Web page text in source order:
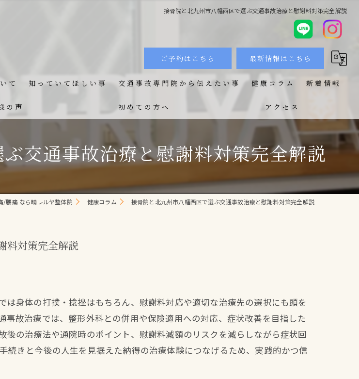
接骨院と北九州市八幡西区で選ぶ交通事故治療と慰謝料対策完全解説
ご予約はこちら 最新情報はこちら
て 知っていてほしい事 交通事故専門院から伝えたい事 健康コラム 新着情報
の声 初めての方へ アクセス
交通事故治療と慰謝料対策完全解説
/腰痛 なら晴レルヤ整体院 健康コラム 接骨院と北九州市八幡西区で選ぶ交通事故治療と慰謝料対策完全解説
料対策完全解説
身体の打撲・捻挫はもちろん、慰謝料対応や適切な治療先の選択にも頭を
故治療では、整形外科との併用や保険適用への対応、症状改善を目指した
の治療法や通院時のポイント、慰謝料減額のリスクを減らしながら症状回
きと今後の人生を見据えた納得の治療体験につなげるため、実践的かつ信